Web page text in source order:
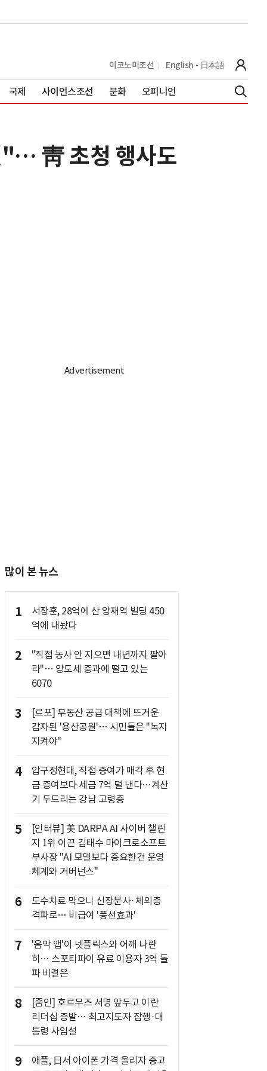
이코노미조선 English 日本語
국제 사이언스조선 문화 오피니언
"… 靑 초청 행사도
많이 본 뉴스
1
서장훈, 28억에 산 양재역 빌딩 450
억에 내놨다
2
"직접 농사 안 지으면 내년까지 팔아
라"… 양도세 중과에 떨고 있는
6070
3
[르포] 부동산 공급 대책에 뜨거운
감자된 '용산공원'… 시민들은 "녹지
지켜야"
4
압구정현대, 직접 증여가 매각 후 현
금 증여보다 세금 7억 덜 낸다…계산
기 두드리는 강남 고령층
5
[인터뷰] 美 DARPA AI 사이버 챌린
지 1위 이끈 김태수 마이크로소프트
부사장 "AI 모델보다 중요한건 운영
체계와 거버넌스"
6
도수치료 막으니 신장분사·체외충
격파로… 비급여 '풍선효과'
7
'음악 앱'이 넷플릭스와 어깨 나란
히… 스포티파이 유료 이용자 3억 돌
파 비결은
8
[줌인] 호르무즈 서명 앞두고 이란
리더십 증발… 최고지도자 잠행·대
통령 사임설
9
애플, 日서 아이폰 가격 올리자 중고